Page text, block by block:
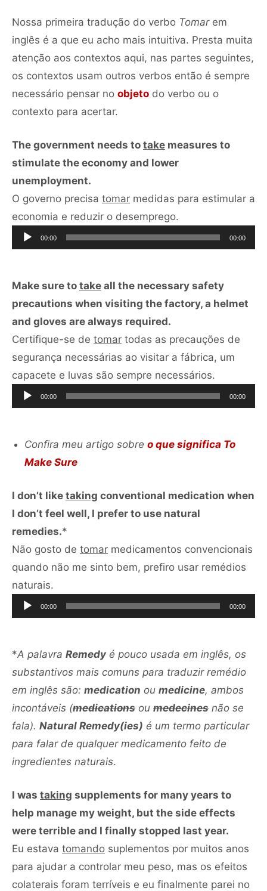
Nossa primeira tradução do verbo Tomarem
inglês é a que eu acho mais intuitiva. Presta muita
atenção aos contextos aqui, nas partes seguintes,
os contextos usam outros verbos então é sempre
necessário pensar no objeto do verbo ou o
contexto para acertar.
The government needs to take measures to
stimulate the economy and lower
unemployment.
O governo precisa tomar medidas para estimular a
economia e reduzir o desemprego.
de
áudio
00:00 00:00
Make sure to take all the necessary safety
precautions when visiting the factory, a helmet
and gloves are always required.
Certifique-se de tomar todas as precauções de
segurança necessárias ao visitar a fábrica, um
capacete e luvas são sempre necessários.
de
áudio
00:00 00:00
Confira meu artigo sobre o que significa To
Make Sure
I don’t like taking conventional medication when
I don’t feel well, I prefer to use natural
remedies.*
Não gosto de tomar medicamentos convencionais
quando não me sinto bem, prefiro usar remédios
naturais.
de
áudio
00:00 00:00
*A palavra Remedy é pouco usada em inglês, os
substantivos mais comuns para traduzir remédio
em inglês são: medication ou medicine, ambos
incontáveis (medications ou medecines não se
fala). Natural Remedy(ies) é um termo particular
para falar de qualquer medicamento feito de
ingredientes naturais.
I was taking supplements for many years to
help manage my weight, but the side effects
were terrible and I finally stopped last year.
Eu estava tomando suplementos por muitos anos
para ajudar a controlar meu peso, mas os efeitos
colaterais foram terríveis e eu finalmente parei no